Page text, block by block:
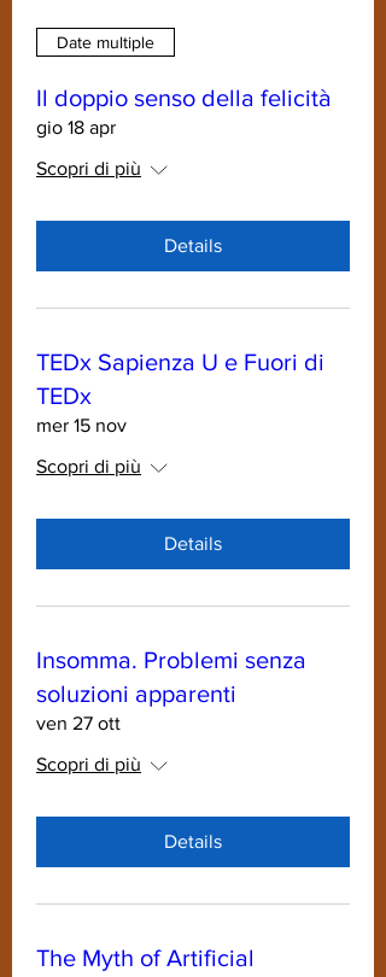
Date multiple
Il doppio senso della felicità
gio 18 apr
Scopri di più
Details
TEDx Sapienza U e Fuori di
TEDx
mer 15 nov
Scopri di più
Details
Insomma. Problemi senza
soluzioni apparenti
ven 27 ott
Scopri di più
Details
The Myth of Artificial